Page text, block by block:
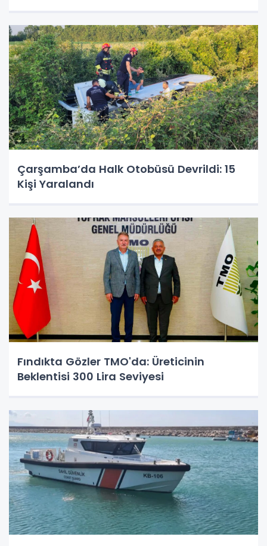
Çarşamba’da Halk Otobüsü Devrildi: 15
Kişi Yaralandı
Fındıkta Gözler TMO'da: Üreticinin
Beklentisi 300 Lira Seviyesi